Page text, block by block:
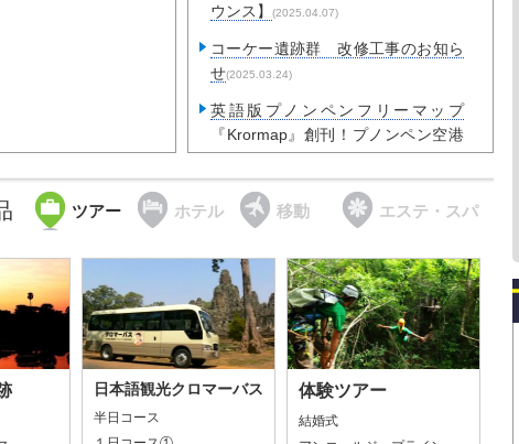
ウンス】
(2025.04.07)
コーケー遺跡群 改修工事のお知ら
せ(2025.03.24)
英語版プノンペンフリーマップ
『Krormap』創刊！プノンペン空港
で配布開始しました！
2月9日（日）催行／日本からの電車
キハ183系に乗車する日帰りタケオ
ツアー ホテル 移動 エステ・スパ
日本語観光クロマーバス
半日コース
体験ツアー
結婚式